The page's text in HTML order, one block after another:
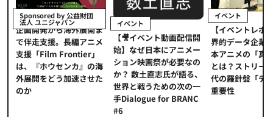
Sponsored by 公益財団
法人 ユニジャパン
企画開発から海外展開ま
で伴走支援。長編アニメ
支援「Film Frontier」
は、『ホウセンカ』の海
外展開をどう加速させた
のか
イベント
【🎥イベント動画配信開
始】なぜ日本にアニメー
ション映画祭が必要なの
か？ 数土直志氏が語る、
世界と戦うための次の一
手Dialogue for BRANC
#6
イベント
【イベントレポ
界的データ企業
本アニメの「真
とは？ストリー
代の羅針盤「デ
重要性